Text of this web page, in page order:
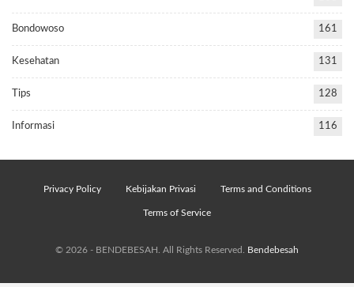
Bondowoso 161
Kesehatan 131
Tips 128
Informasi 116
Privacy Policy Kebijakan Privasi Terms and Conditions
Terms of Service
© 2026 - BENDEBESAH. All Rights Reserved. Bendebesah